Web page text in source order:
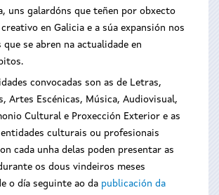
uns galardóns que teñen por obxecto
en Galicia e a súa expansión nos
que se abren na actualidade en
convocadas son as de Letras,
Artes Escénicas, Música, Audiovisual,
Cultural e Proxección Exterior e as
culturais ou profesionais
cada unha delas poden presentar as
os dous vindeiros meses
o día seguinte ao da publicación da